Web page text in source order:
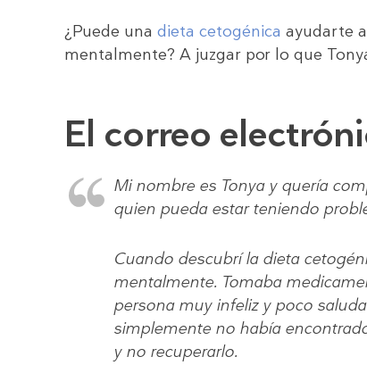
¿Puede una dieta cetogénica ayudarte
mentalmente? A juzgar por lo que
El correo
Mi nombre es Tonya y quería
quien pueda estar teniendo
Cuando descubrí la dieta
mentalmente. Tomaba
persona muy infeliz y poco
simplemente no había
y no recuperarlo.